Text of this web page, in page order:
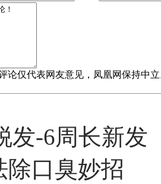
论仅代表网友意见，凤凰网保持中
发-6周长新发
除口臭妙招